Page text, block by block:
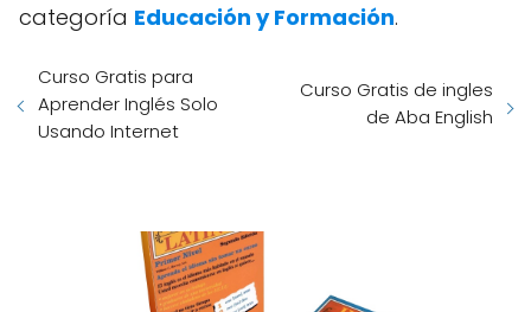
categoría Educación y Formación.
Curso Gratis para
Aprender Inglés Solo
Usando Internet
Curso Gratis de ingles
de Aba English